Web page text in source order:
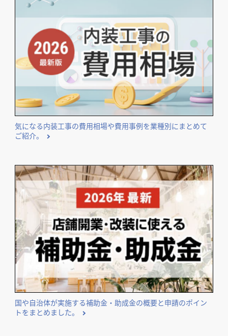
気になる内装工事の費用相場や費用事例を業種別にまとめて
ご紹介。
国や自治体が実施する補助金・助成金の概要と申請のポイン
トをまとめました。